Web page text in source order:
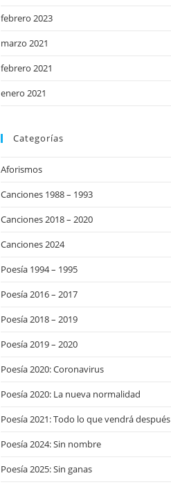
febrero 2023
marzo 2021
febrero 2021
enero 2021
Categorías
Aforismos
Canciones 1988 – 1993
Canciones 2018 – 2020
Canciones 2024
Poesía 1994 – 1995
Poesía 2016 – 2017
Poesía 2018 – 2019
Poesía 2019 – 2020
Poesía 2020: Coronavirus
Poesía 2020: La nueva normalidad
Poesía 2021: Todo lo que vendrá después
Poesía 2024: Sin nombre
Poesía 2025: Sin ganas